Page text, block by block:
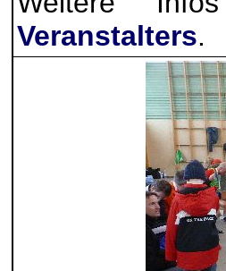
Veranstalters.